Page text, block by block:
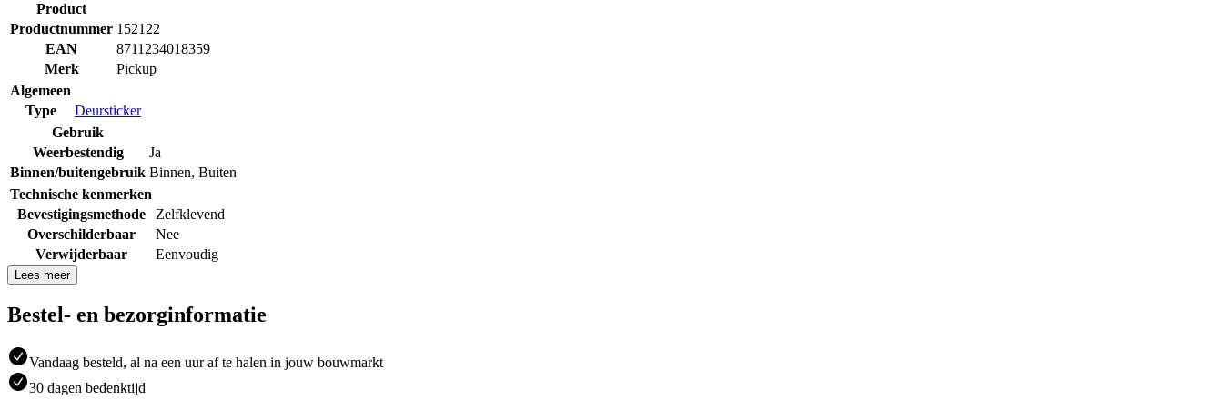
Product
Productnummer 152122
EAN
8711234018359
Merk
Pickup
Algemeen
Type
Deursticker
Gebruik
Weerbestendig
Ja
Binnen/buitengebruik Binnen, Buiten
Technische kenmerken
Bevestigingsmethode
Zelfklevend
Overschilderbaar
Nee
Verwijderbaar
Eenvoudig
Lees meer
Bestel- en bezorginformatie
Vandaag besteld, al na een uur af te halen in jouw bouwmarkt
30 dagen bedenktijd